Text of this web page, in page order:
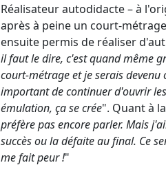
Réalisateur autodidacte – à
après à peine un court-
ensuite permis de réaliser
il faut le dire, c'est quand même
court-métrage et je serais
important de continuer d'ouvrir
émulation, ça se crée". Quant à
préfère pas encore parler. Mais
succès ou la défaite au final. Ce
me fait peur !"